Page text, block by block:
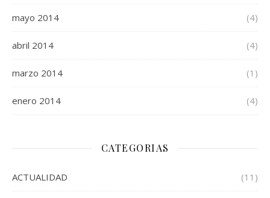
mayo 2014 (4)
abril 2014 (4)
marzo 2014 (1)
enero 2014 (4)
CATEGORIAS
ACTUALIDAD (11)